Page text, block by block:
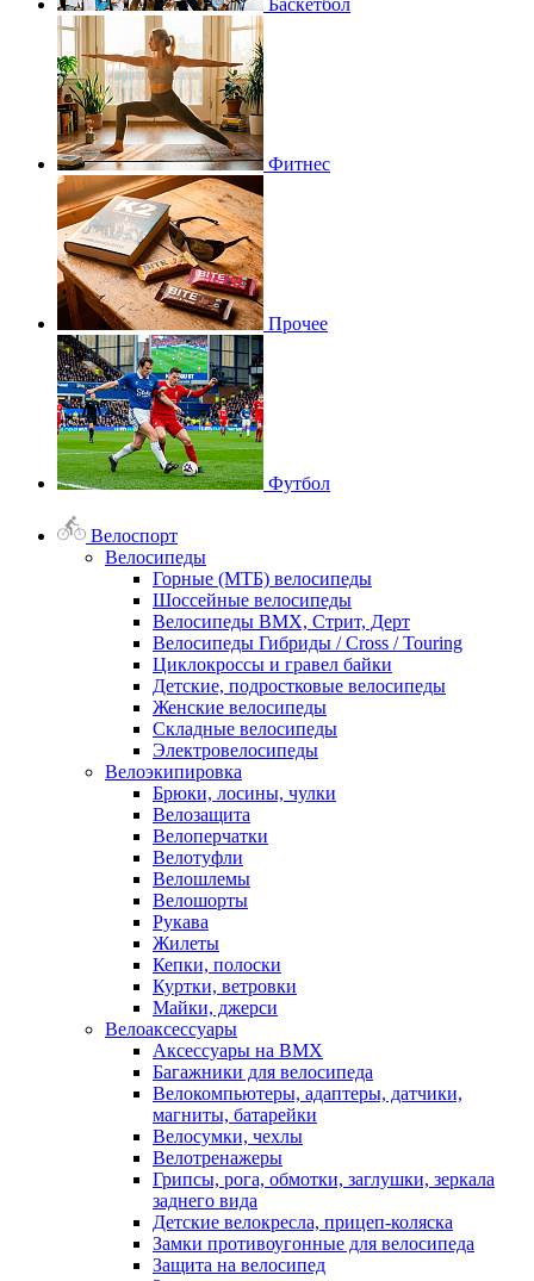
Баскетбол
Фитнес
Прочее
Футбол
Велоспорт
Велосипеды
Горные (МТБ) велосипеды
Шоссейные велосипеды
Велосипеды BMX, Стрит, Дерт
Велосипеды Гибриды / Cross / Touring
Циклокроссы и гравел байки
Детские, подростковые велосипеды
Женские велосипеды
Складные велосипеды
Электровелосипеды
Велоэкипировка
Брюки, лосины, чулки
Велозащита
Велоперчатки
Велотуфли
Велошлемы
Велошорты
Рукава
Жилеты
Кепки, полоски
Куртки, ветровки
Майки, джерси
Велоаксессуары
Аксессуары на BMX
Багажники для велосипеда
Велокомпьютеры, адаптеры, датчики,
магниты, батарейки
Велосумки, чехлы
Велотренажеры
Грипсы, рога, обмотки, заглушки, зеркала
заднего вида
Детские велокресла, прицеп-коляска
Замки противоугонные для велосипеда
Защита на велосипед